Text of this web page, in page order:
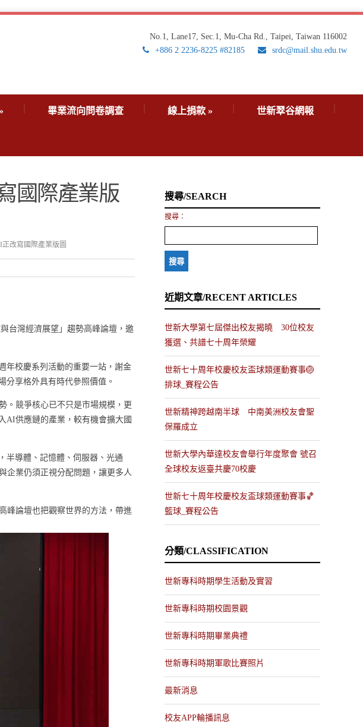
No.1, Lane17, Sec.1, Mu-Cha Rd., Taipei, Taiwan 116002
+886 2 2236-8225 #82185
srdc@mail.shu.edu.tw
畢業流向問卷調查 線上捐款 » 世新翠谷網報
國際產業版
改寫國際產業版圖
台灣經濟展望」趨勢高峰論壇，邀
年校慶系列活動的重要一站，謝金
分享格外具有時代參照價值。
。競爭核心已不只是市場規模，更
AI供應鏈的產業，較有機會擴大國
半導體、記憶體、伺服器、光通
企業仍須正視分配問題，讓更多人
峰論壇也把觀察世界的方法，帶進
搜尋/SEARCH
搜尋：
近期文章/RECENT ARTICLES
世新大學第七屆傑出校友揭曉 30位校友
獲選、共譜七十周年榮耀
世新七十周年校慶校友盃球類運動賽事🏐
排球_賽程公告
世新精神跨越南半球 中南美洲校友會聖
保羅成立
世新大學內華達校友會舉行年度聚會 號召
全球校友返臺共慶70校慶
世新七十周年校慶校友盃球類運動賽事🏀
籃球_賽程公告
分類/CLASSIFICATION
世新專科時期學生活動及實習
世新專科時期校園景觀
世新專科時期畢業典禮
世新專科時期軍歌比賽照片
最新消息
校友APP輪播訊息